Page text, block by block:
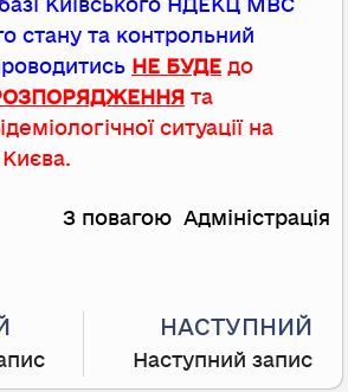
Київського НДЕКЦ МВС
стану та контрольний
НЕ БУДЕ до
та
ситуації на
Києва.
З повагою Адміністрація
НАСТУПНИЙ
Наступний запис